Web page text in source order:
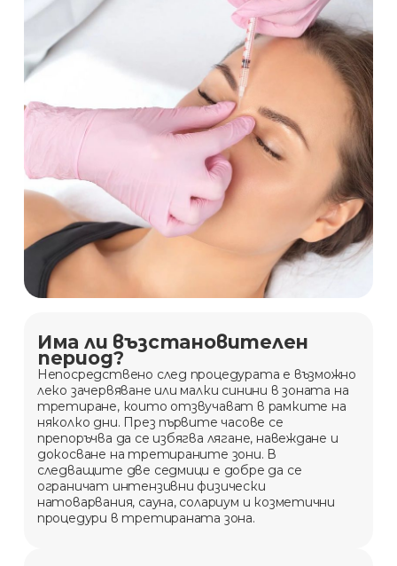
Има ли възстановителен
период?
Непосредствено след процедурата е възможно
леко зачервяване или малки синини в зоната на
третиране, които отзвучават в рамките на
няколко дни. През първите часове се
препоръчва да се избягва лягане, навеждане и
докосване на третираните зони. В
следващите две седмици е добре да се
ограничат интензивни физически
натоварвания, сауна, солариум и козметични
процедури в третираната зона.